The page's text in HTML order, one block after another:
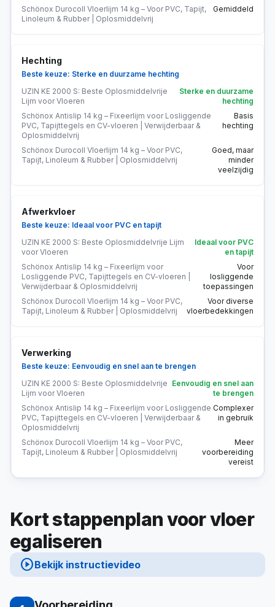
Schönox Durocoll Vloerlijm 14 kg – Voor PVC, Tapijt,
Linoleum & Rubber | Oplosmiddelvrij
Gemiddeld
Hechting
Beste keuze: Sterke en duurzame hechting
UZIN KE 2000 S: Beste Oplosmiddelvrije
Lijm voor Vloeren
Sterke en duurzame
hechting
Schönox Antislip 14 kg – Fixeerlijm voor Losliggende
PVC, Tapijttegels en CV-vloeren | Verwijderbaar &
Oplosmiddelvrij
Basis
hechting
Schönox Durocoll Vloerlijm 14 kg – Voor PVC,
Tapijt, Linoleum & Rubber | Oplosmiddelvrij
Goed, maar
minder
veelzijdig
Afwerkvloer
Beste keuze: Ideaal voor PVC en tapijt
UZIN KE 2000 S: Beste Oplosmiddelvrije Lijm
voor Vloeren
Ideaal voor PVC
en tapijt
Schönox Antislip 14 kg – Fixeerlijm voor
Losliggende PVC, Tapijttegels en CV-vloeren |
Verwijderbaar & Oplosmiddelvrij
Voor
losliggende
toepassingen
Schönox Durocoll Vloerlijm 14 kg – Voor PVC,
Tapijt, Linoleum & Rubber | Oplosmiddelvrij
Voor diverse
vloerbedekkingen
Verwerking
Beste keuze: Eenvoudig en snel aan te brengen
UZIN KE 2000 S: Beste Oplosmiddelvrije
Lijm voor Vloeren
Eenvoudig en snel aan
te brengen
Schönox Antislip 14 kg – Fixeerlijm voor Losliggende
PVC, Tapijttegels en CV-vloeren | Verwijderbaar &
Oplosmiddelvrij
Complexer
in gebruik
Schönox Durocoll Vloerlijm 14 kg – Voor PVC,
Tapijt, Linoleum & Rubber | Oplosmiddelvrij
Meer
voorbereiding
vereist
Kort stappenplan voor vloer
egaliseren
play_circleBekijk instructievideo